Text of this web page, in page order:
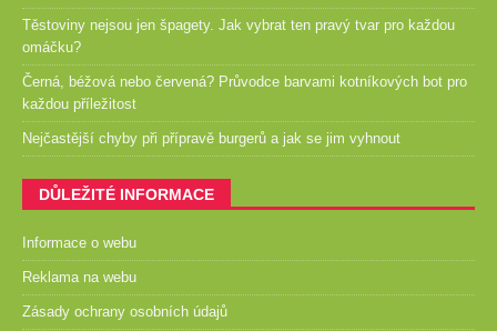
Těstoviny nejsou jen špagety. Jak vybrat ten pravý tvar pro každou
omáčku?
Černá, béžová nebo červená? Průvodce barvami kotníkových bot pro
každou příležitost
Nejčastější chyby při přípravě burgerů a jak se jim vyhnout
DŮLEŽITÉ INFORMACE
Informace o webu
Reklama na webu
Zásady ochrany osobních údajů